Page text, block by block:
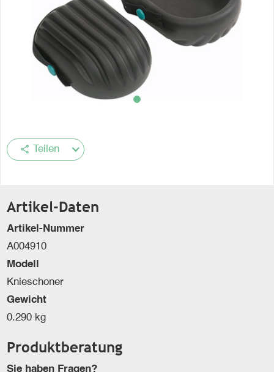
share Teilen
Artikel-Daten
Artikel-Nummer
A004910
Modell
Knieschoner
Gewicht
0.290 kg
Produktberatung
Sie haben Fragen?